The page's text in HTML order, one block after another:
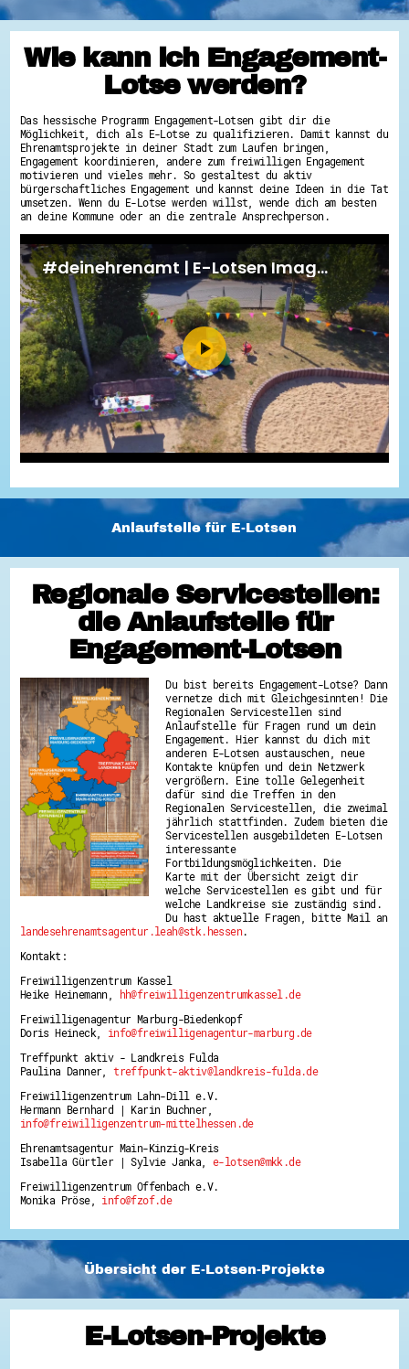
Wie kann ich Engagement-
Lotse werden?
Das hessische Programm Engagement-Lotsen gibt dir die
Möglichkeit, dich als E-Lotse zu qualifizieren. Damit kannst du
Ehrenamtsprojekte in deiner Stadt zum Laufen bringen,
Engagement koordinieren, andere zum freiwilligen Engagement
motivieren und vieles mehr. So gestaltest du aktiv
bürgerschaftliches Engagement und kannst deine Ideen in die Tat
umsetzen. Wenn du E-Lotse werden willst, wende dich am besten
an deine Kommune oder an die zentrale Ansprechperson.
Anlaufstelle für E-Lotsen
Regionale Servicestellen:
die Anlaufstelle für
Engagement-Lotsen
Du bist bereits Engagement-Lotse? Dann
vernetze dich mit Gleichgesinnten! Die
Regionalen Servicestellen sind
Anlaufstelle für Fragen rund um dein
Engagement. Hier kannst du dich mit
anderen E-Lotsen austauschen, neue
Kontakte knüpfen und dein Netzwerk
vergrößern. Eine tolle Gelegenheit
dafür sind die Treffen in den
Regionalen Servicestellen, die zweimal
jährlich stattfinden. Zudem bieten die
Servicestellen ausgebildeten E-Lotsen
interessante
Fortbildungsmöglichkeiten. Die
Karte mit der Übersicht zeigt dir
welche Servicestellen es gibt und für
welche Landkreise sie zuständig sind.
Du hast aktuelle Fragen, bitte Mail an
landesehrenamtsagentur.leah@stk.hessen.
Kontakt:
Freiwilligenzentrum Kassel
Heike Heinemann,
hh@freiwilligenzentrumkassel.de
Freiwilligenagentur Marburg-Biedenkopf
Doris Heineck, info@freiwilligenagentur-marburg.de
Treffpunkt aktiv - Landkreis Fulda
Paulina Danner,treffpunkt-aktiv@landkreis-fulda.de
Freiwilligenzentrum Lahn-Dill e.V.
Hermann Bernhard | Karin Buchner,
info@freiwilligenzentrum-mittelhessen.de
Ehrenamtsagentur Main-Kinzig-Kreis
Isabella Gürtler | Sylvie Janka,e-lotsen@mkk.de
Freiwilligenzentrum Offenbach e.V.
Monika Pröse, info@fzof.de
Übersicht der E-Lotsen-Projekte
E-Lotsen-Projekte